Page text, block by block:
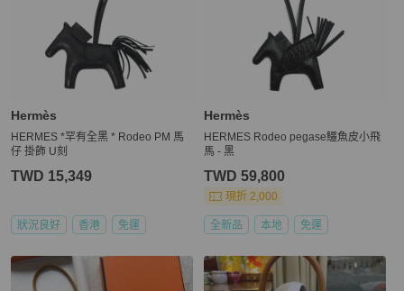
Hermès
HERMES *罕有全黑 * Rodeo PM 馬
仔 掛飾 U刻
TWD 15,349
狀況良好 香港 免運
Hermès
HERMES Rodeo pegase鱷魚皮小飛
馬 - 黑
TWD 59,800
現折 2,000
全新品 本地 免運